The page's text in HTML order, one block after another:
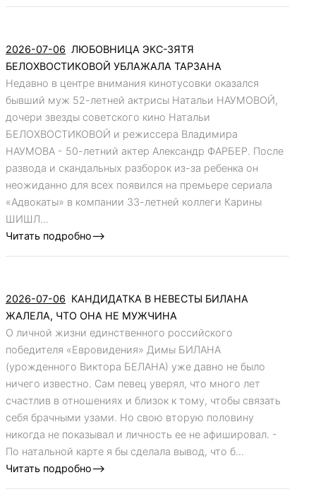
2026-07-06 ЛЮБОВНИЦА ЭКС-ЗЯТЯ
БЕЛОХВОСТИКОВОЙ УБЛАЖАЛА ТАРЗАНА
Недавно в центре внимания кинотусовки оказался
бывший муж 52-летней актрисы Натальи НАУМОВОЙ,
дочери звезды советского кино Натальи
БЕЛОХВОСТИКОВОЙ и режиссера Владимира
НАУМОВА - 50-летний актер Александр ФАРБЕР. После
развода и скандальных разборок из-за ребенка он
неожиданно для всех появился на премьере сериала
«Адвокаты» в компании 33-летней коллеги Карины
ШИШЛ...
Читать подробно-->
2026-07-06 КАНДИДАТКА В НЕВЕСТЫ БИЛАНА
ЖАЛЕЛА, ЧТО ОНА НЕ МУЖЧИНА
О личной жизни единственного российского
победителя «Евровидения» Димы БИЛАНА
(урожденного Виктора БЕЛАНА) уже давно не было
ничего известно. Сам певец уверял, что много лет
счастлив в отношениях и близок к тому, чтобы связать
себя брачными узами. Но свою вторую половину
никогда не показывал и личность ее не афишировал. -
По натальной карте я бы сделала вывод, что б...
Читать подробно-->